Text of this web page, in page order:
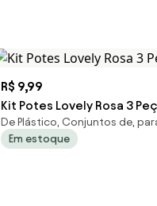
R$ 9,99
Kit Potes Lovely Rosa 3
De Plástico, Conjuntos de,
Em estoque